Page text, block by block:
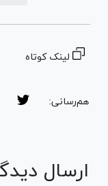
لینک کوتاه
هم‌رسانی:
ارسال